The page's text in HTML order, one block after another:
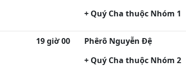
+ Quý Cha thuộc Nhóm 1
19 giờ 00
Phêrô Nguyễn Đệ
+ Quý Cha thuộc Nhóm 2